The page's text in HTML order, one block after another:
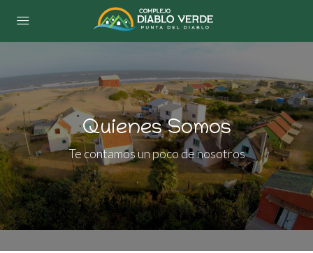
Quienes Somos
Te contamos un poco de nosotros